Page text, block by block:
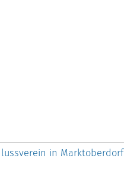
in Marktoberdorf